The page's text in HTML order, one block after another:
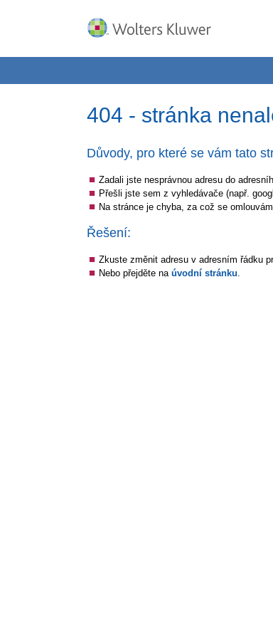
404 - stránka
Důvody, pro které se vám tato
Zadali jste nesprávnou adresu do
Přešli jste sem z vyhledávače (např.
Na stránce je chyba, za což se
Řešení:
Zkuste změnit adresu v adresním řádku
Nebo přejděte na úvodní stránku